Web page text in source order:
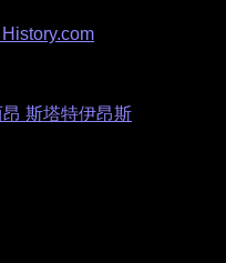
斯塔特伊昂斯